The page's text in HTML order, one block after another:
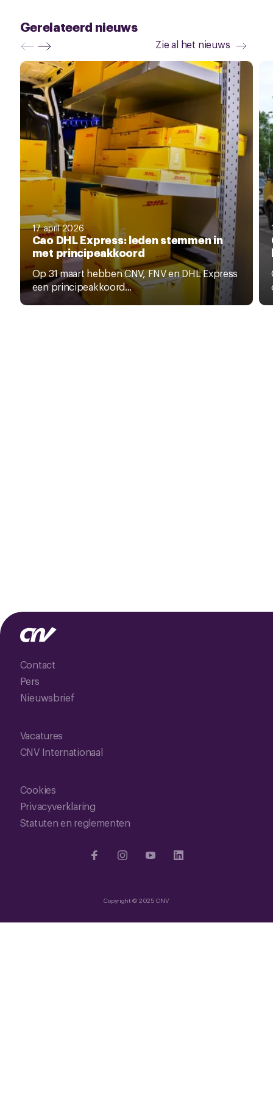
Gerelateerd nieuws
Zie al het nieuws
17 april 2026
Cao DHL Express: leden stemmen in
met principeakkoord
Op 31 maart hebben CNV, FNV en DHL Express
een principeakkoord...
Contact
Pers
Nieuwsbrief
Vacatures
CNV Internationaal
Cookies
Privacyverklaring
Statuten en reglementen
Copyright © 2025 CNV